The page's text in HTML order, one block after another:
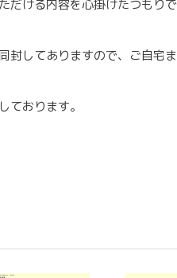
ける内容を心掛けたつもりで
してありますので、ご自宅
ております。